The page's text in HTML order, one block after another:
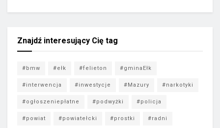
Znajdź interesujący Cię tag
#bmw #ełk #felieton #gminaEłk
#interwencja #inwestycje #Mazury #narkotyki
#ogłoszeniepłatne #podwyżki #policja
#powiat #powiatełcki #prostki #radni